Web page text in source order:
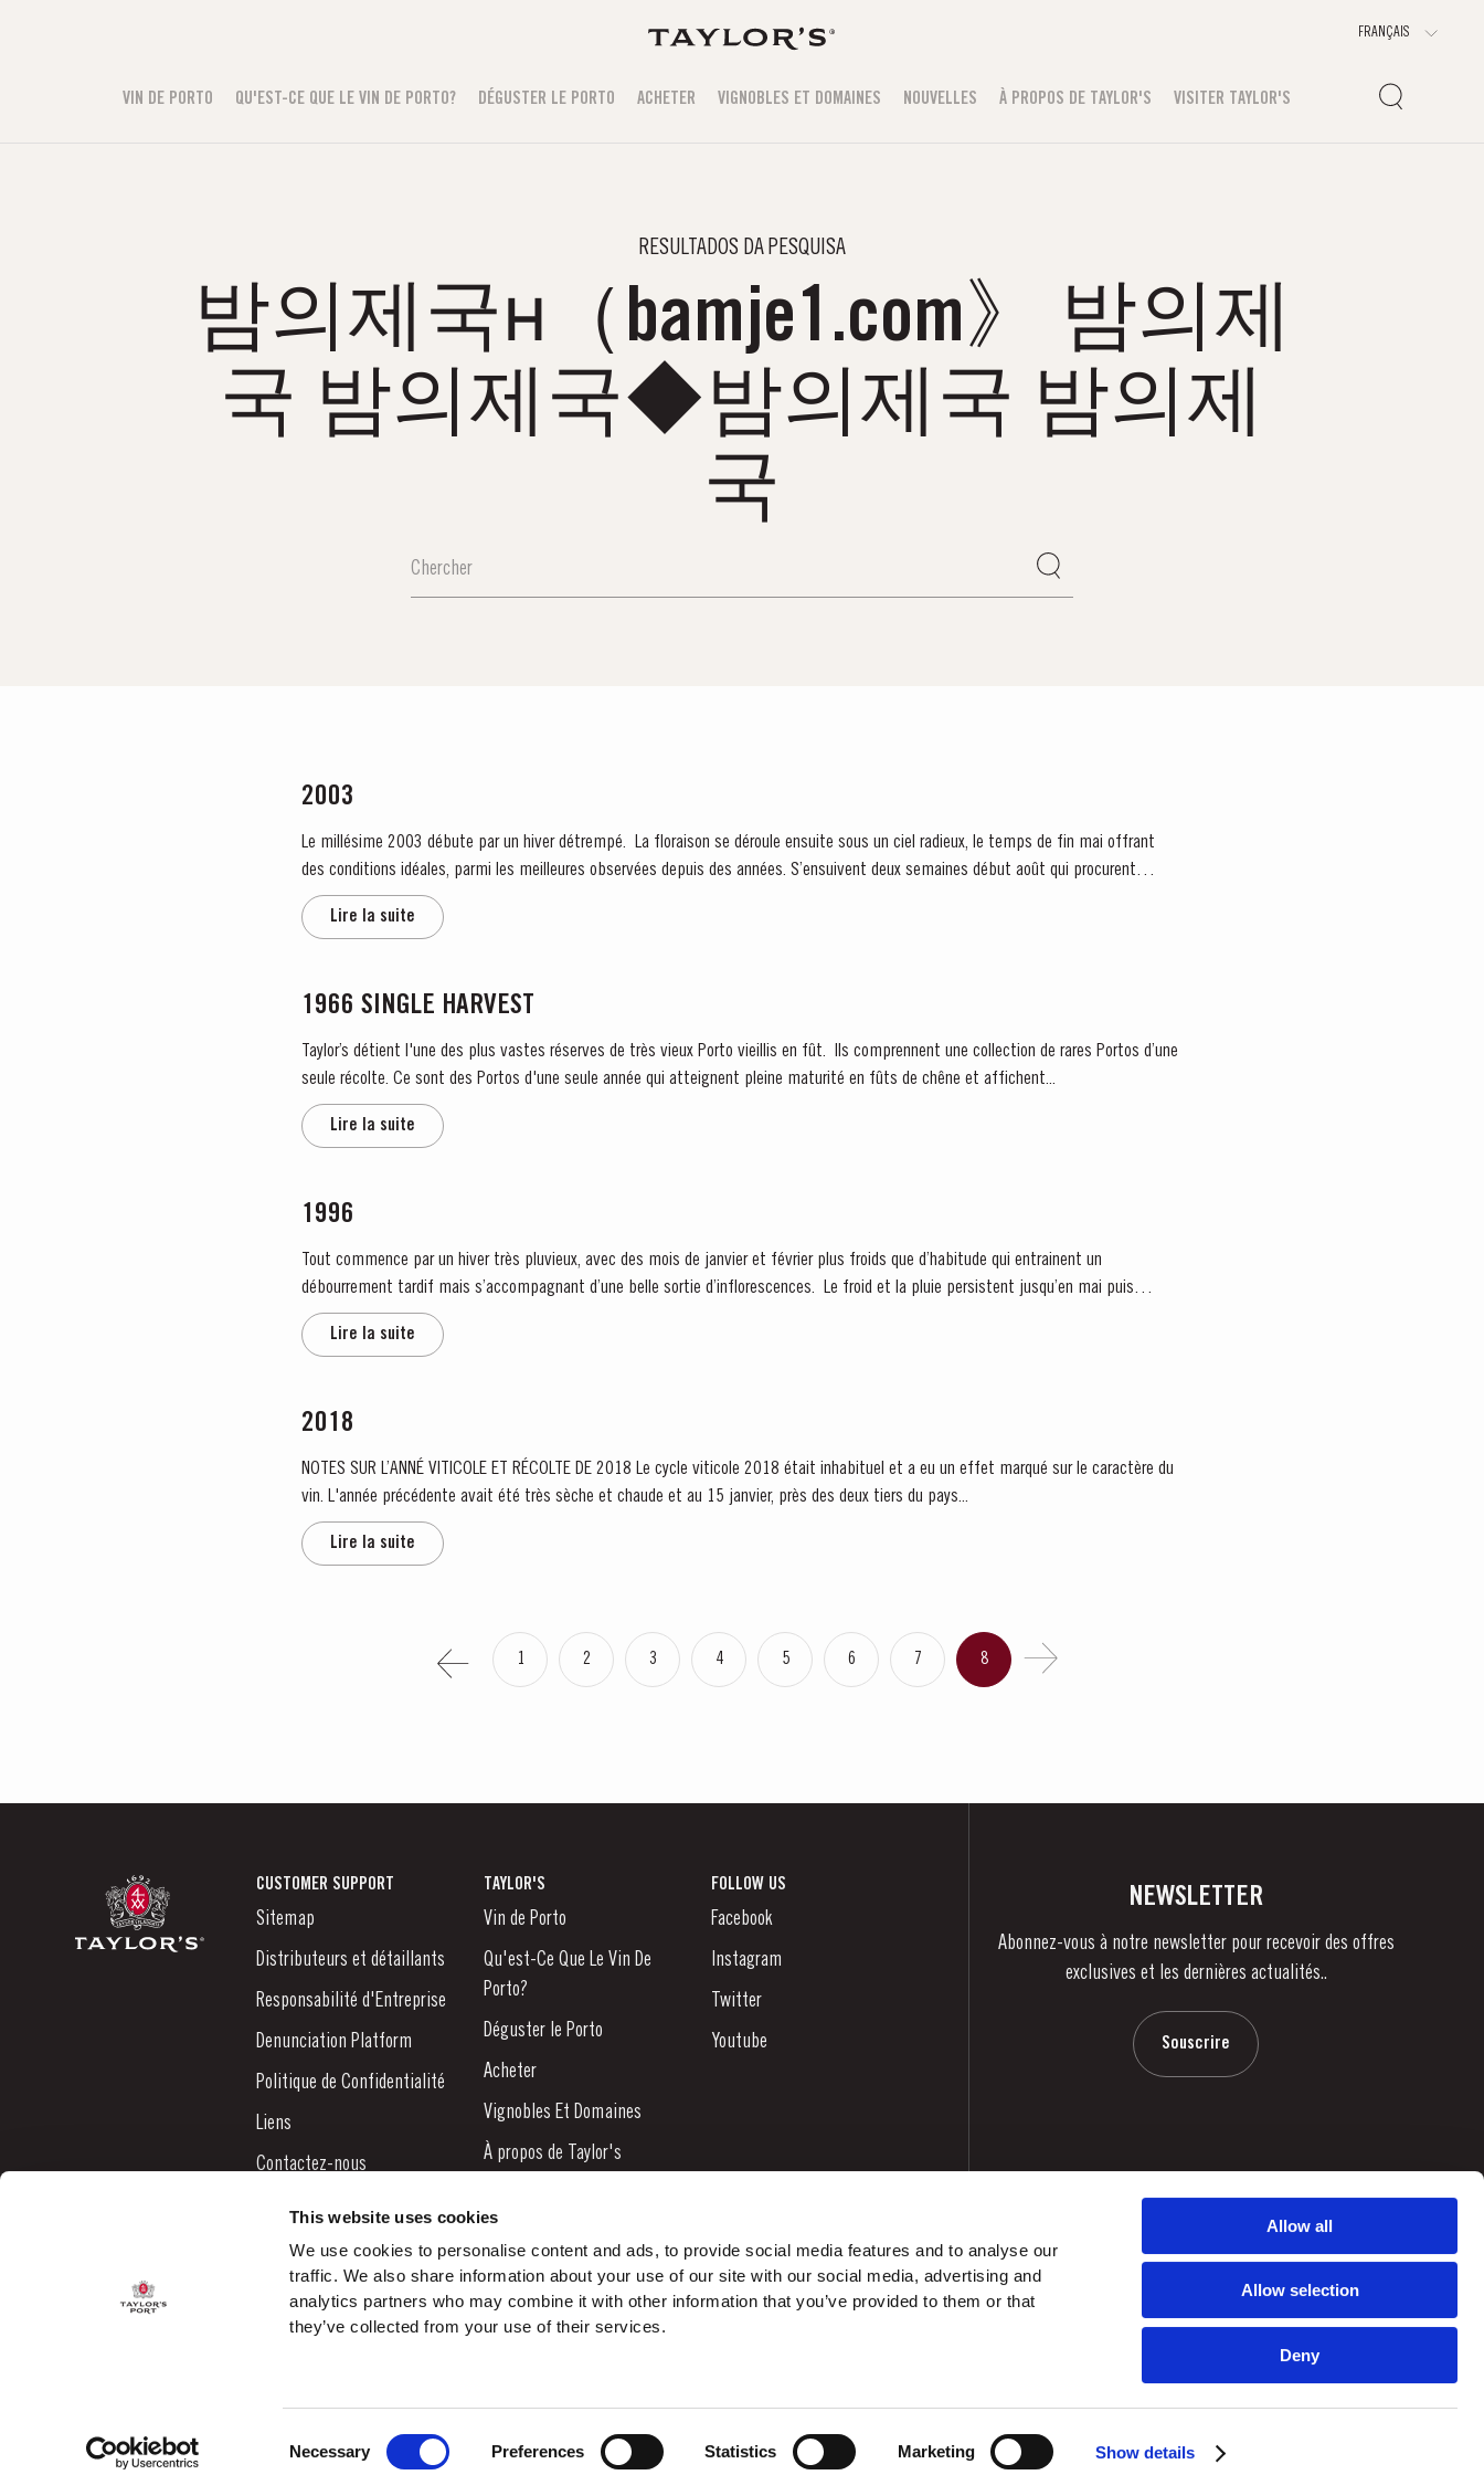
This website uses cookies
We use cookies to personalise content and ads, to provide social media features and to analyse our
traffic. We also share information about your use of our site with our social media, advertising and
analytics partners who may combine it with other information that you’ve provided to them or that
they’ve collected from your use of their services.
Necessary Preferences Statistics Marketing Show details
Allow all
Allow selection
Deny
VIN DE PORTO QU'EST-CE QUE LE VIN DE PORTO? DÉGUSTER LE PORTO ACHETER VIGNOBLES ET DOMAINES NOUVELLES À PROPOS DE TAYLOR'S VISITER TAYLOR'S
RESULTADOS DA PESQUISA
밤의제국н（bamje1.com》 밤의제
국 밤의제국◆밤의제국 밤의제
국
2003
Le millésime 2003 débute par un hiver détrempé. La floraison se déroule ensuite sous un ciel radieux, le temps de fin mai offrant
des conditions idéales, parmi les meilleures observées depuis des années. S’ensuivent deux semaines début août qui procurent
cette...
Lire la suite
1966 SINGLE HARVEST
Taylor’s détient l'une des plus vastes réserves de très vieux Porto vieillis en fût. Ils comprennent une collection de rares Portos d’une
seule récolte. Ce sont des Portos d'une seule année qui atteignent pleine maturité en fûts de chêne et affichent...
Lire la suite
1996
Tout commence par un hiver très pluvieux, avec des mois de janvier et février plus froids que d’habitude qui entrainent un
débourrement tardif mais s’accompagnant d’une belle sortie d’inflorescences. Le froid et la pluie persistent jusqu’en mai puis
s’estompent au profit...
Lire la suite
2018
NOTES SUR L’ANNÉ VITICOLE ET RÉCOLTE DE 2018 Le cycle viticole 2018 était inhabituel et a eu un effet marqué sur le caractère du
vin. L'année précédente avait été très sèche et chaude et au 15 janvier, près des deux tiers du pays...
Lire la suite
1 2 3 4 5 6 7 8
CUSTOMER SUPPORT
Sitemap
Distributeurs et détaillants
Responsabilité d'Entreprise
Denunciation Platform
Politique de Confidentialité
Liens
Contactez-nous
TAYLOR'S
Vin de Porto
Qu'est-Ce Que Le Vin De
Porto?
Déguster le Porto
Acheter
Vignobles Et Domaines
À propos de Taylor's
Contactez-nous
FOLLOW US
Facebook
Instagram
Twitter
Youtube
NEWSLETTER
Abonnez-vous à notre newsletter pour recevoir des offres
exclusives et les dernières actualités..
Souscrire
© 2026 Taylor's Port ALL RIGHTS RESERVED. by webcomum